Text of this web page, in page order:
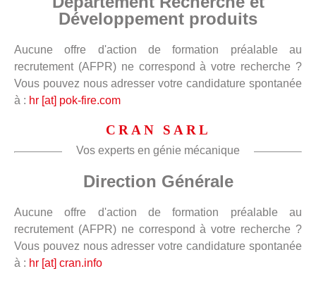
Développement produits
Aucune offre d'action de formation préalable au
recrutement (AFPR) ne correspond à votre recherche ?
Vous pouvez nous adresser votre candidature spontanée
à : hr [at] pok-fire.com
CRAN SARL
Vos experts en génie mécanique
Direction Générale
Aucune offre d'action de formation préalable au
recrutement (AFPR) ne correspond à votre recherche ?
Vous pouvez nous adresser votre candidature spontanée
à : hr [at] cran.info